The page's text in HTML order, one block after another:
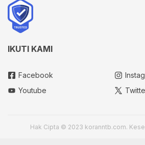
IKUTI KAMI
Facebook
Youtube
Hak Cipta © 2023 koranntb.com.